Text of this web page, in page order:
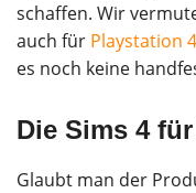
schaffen. Wir
auch für Playstation 4
es noch keine
Die Sims 4
Glaubt man der